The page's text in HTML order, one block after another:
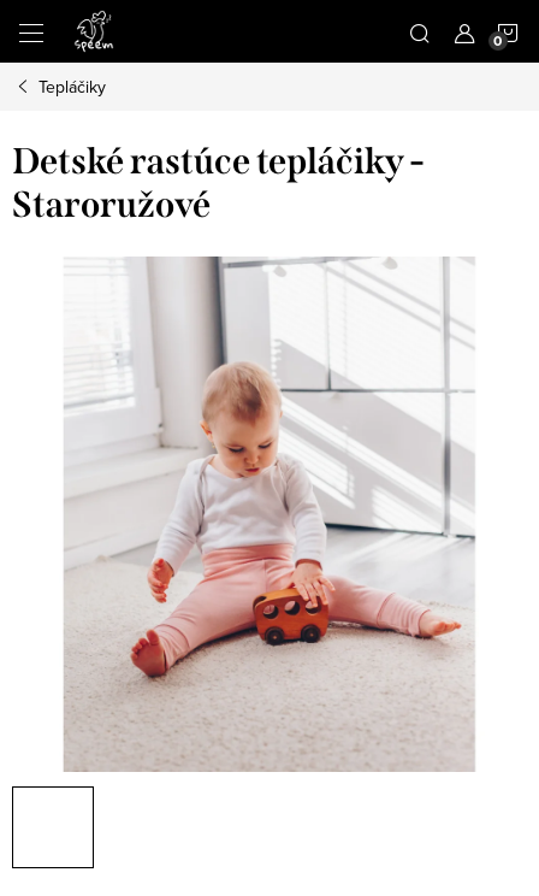
obsah
Tepláčiky
Detské rastúce tepláčiky -
Staroružové